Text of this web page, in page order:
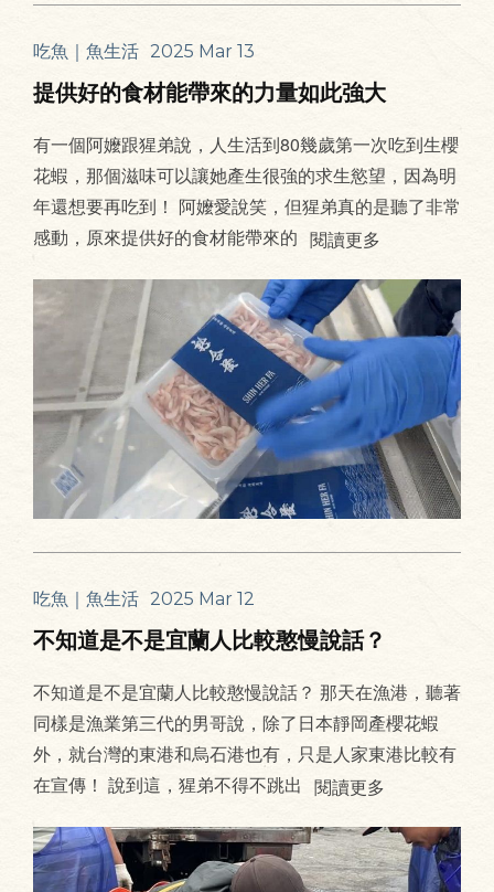
吃魚｜魚生活 2025 Mar 13
提供好的食材能帶來的力量如此強大
有一個阿嬤跟猩弟說，人生活到80幾歲第一次吃到生櫻
花蝦，那個滋味可以讓她產生很強的求生慾望，因為明
年還想要再吃到！ 阿嬤愛說笑，但猩弟真的是聽了非常
感動，原來提供好的食材能帶來的 閱讀更多
吃魚｜魚生活 2025 Mar 12
不知道是不是宜蘭人比較憨慢說話？
不知道是不是宜蘭人比較憨慢說話？ 那天在漁港，聽著
同樣是漁業第三代的男哥說，除了日本靜岡產櫻花蝦
外，就台灣的東港和烏石港也有，只是人家東港比較有
在宣傳！ 說到這，猩弟不得不跳出 閱讀更多